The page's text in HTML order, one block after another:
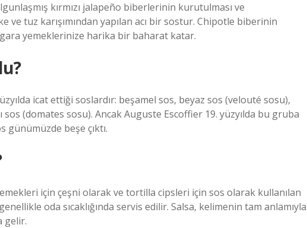
kırmızı jalapeño biberlerinin kurutulması ve
tuz karışımından yapılan acı bir sostur. Chipotle biberinin
yemeklerinize harika bir baharat katar.
icat ettiği soslardır: beşamel sos, beyaz sos (velouté sosu),
sos (domates sosu). Ancak Auguste Escoffier 19. yüzyılda bu gruba
beşe çıktı.
için çeşni olarak ve tortilla cipsleri için sos olarak kullanılan
oda sıcaklığında servis edilir. Salsa, kelimenin tam anlamıyla
gelir.